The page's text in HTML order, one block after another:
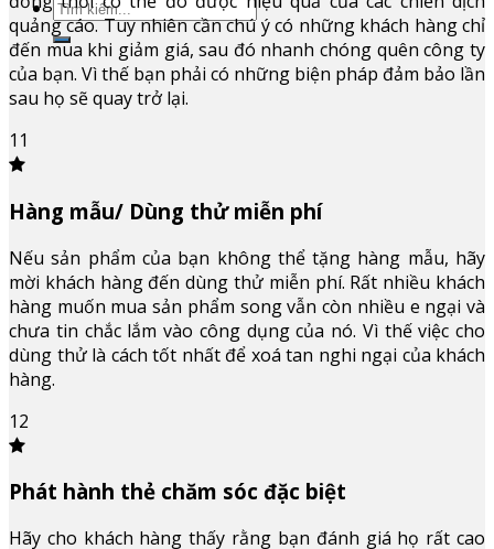
quảng cáo. Tuy nhiên cần chú ý có những khách hàng chỉ
đến mua khi giảm giá, sau đó nhanh chóng quên công ty
của bạn. Vì thế bạn phải có những biện pháp đảm bảo lần
sau họ sẽ quay trở lại.
11
Hàng mẫu/ Dùng thử miễn phí
Nếu sản phẩm của bạn không thể tặng hàng mẫu, hãy
mời khách hàng đến dùng thử miễn phí. Rất nhiều khách
hàng muốn mua sản phẩm song vẫn còn nhiều e ngại và
chưa tin chắc lắm vào công dụng của nó. Vì thế việc cho
dùng thử là cách tốt nhất để xoá tan nghi ngại của khách
hàng.
12
Phát hành thẻ chăm sóc đặc biệt
Hãy cho khách hàng thấy rằng bạn đánh giá họ rất cao